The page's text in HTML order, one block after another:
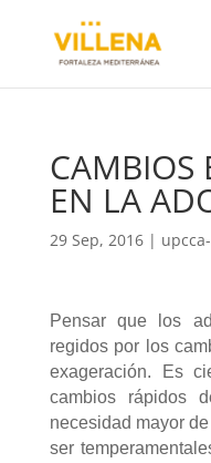
CAMBIOS
EN LA
29 Sep, 2016|
Pensar que los
regidos por los
exageración. Es
cambios rápidos
necesidad mayor
ser